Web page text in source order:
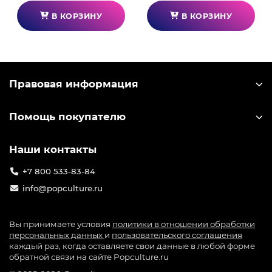
В КОРЗИНУ В КОРЗИНУ
Правовая информация
Помощь покупателю
Наши контакты
+7 800 533-83-84
info@popculture.ru
Вы принимаете условия политики в отношении обработки
персональных данных и пользовательского соглашения
каждый раз, когда оставляете свои данные в любой форме
обратной связи на сайте Popculture.ru